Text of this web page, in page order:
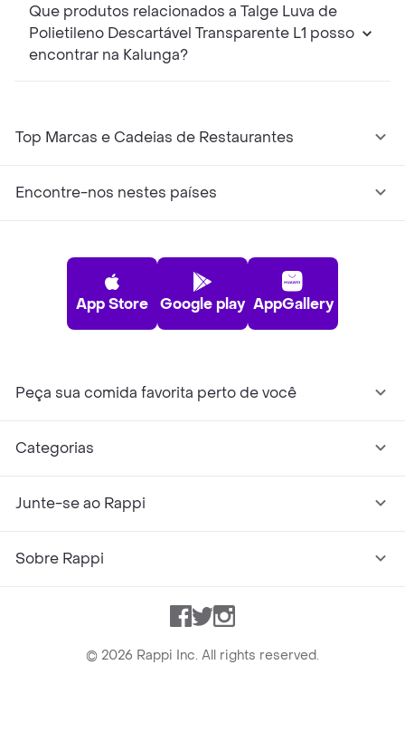
Que produtos relacionados a Talge Luva de
Polietileno Descartável Transparente L1 posso
encontrar na Kalunga?
Top Marcas e Cadeias de Restaurantes
Encontre-nos nestes países
App Store Google play AppGallery
Peça sua comida favorita perto de você
Categorias
Junte-se ao Rappi
Sobre Rappi
Facebook
TwitterInstagram
© 2026 Rappi Inc. All rights reserved.